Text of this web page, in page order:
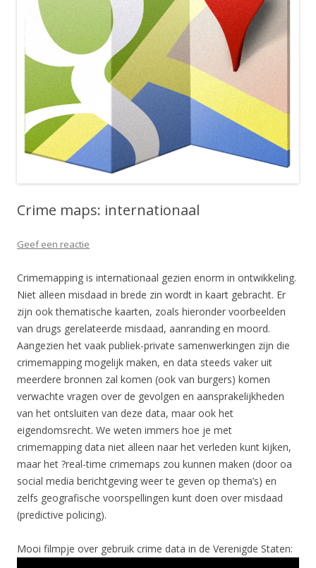
Crime maps: internationaal
Geef een reactie
Crimemapping is internationaal gezien enorm in ontwikkeling.
Niet alleen misdaad in brede zin wordt in kaart gebracht. Er
zijn ook thematische kaarten, zoals hieronder voorbeelden
van drugs gerelateerde misdaad, aanranding en moord.
Aangezien het vaak publiek-private samenwerkingen zijn die
crimemapping mogelijk maken, en data steeds vaker uit
meerdere bronnen zal komen (ook van burgers) komen
verwachte vragen over de gevolgen en aansprakelijkheden
van het ontsluiten van deze data, maar ook het
eigendomsrecht. We weten immers hoe je met
crimemapping data niet alleen naar het verleden kunt kijken,
maar het ?real-time crimemaps zou kunnen maken (door oa
social media berichtgeving weer te geven op thema’s) en
zelfs geografische voorspellingen kunt doen over misdaad
(predictive policing).
Mooi filmpje over gebruik crime data in de Verenigde Staten: